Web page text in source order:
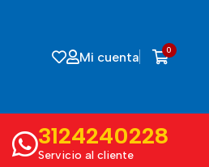
Mi cuenta 0
3124240228
Servicio al cliente